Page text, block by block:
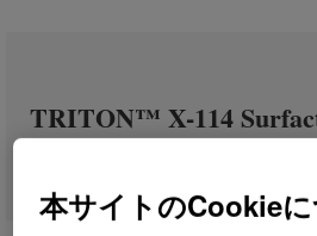
TRITON™ X-114
本サイトのCookie